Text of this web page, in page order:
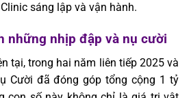
sáng lập và vận hành.
những nhịp đập và nụ cười
tại, trong hai năm liên tiếp 2025 và
Cười đã đóng góp tổng cộng 1 tỷ